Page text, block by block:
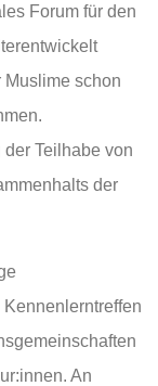
Forum für den
schon
Teilhabe von
der
An